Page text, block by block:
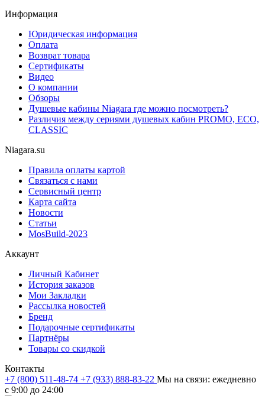
Информация
Юридическая информация
Оплата
Возврат товара
Сертификаты
Видео
О компании
Обзоры
Душевые кабины Niagara где можно посмотреть?
Различия между сериями душевых кабин PROMO, ECO,
CLASSIC
Niagara.su
Правила оплаты картой
Связаться с нами
Сервисный центр
Карта сайта
Новости
Статьи
MosBuild-2023
Аккаунт
Личный Кабинет
История заказов
Мои Закладки
Рассылка новостей
Бренд
Подарочные сертификаты
Партнёры
Товары со скидкой
Контакты
+7 (800) 511-48-74 +7 (933) 888-83-22 Мы на связи: ежедневно
с 9:00 до 24:00